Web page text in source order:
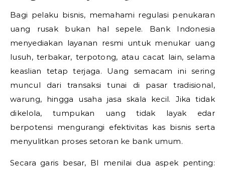
Bagi pelaku bisnis, memahami regulasi penukaran
uang rusak bukan hal sepele. Bank Indonesia
menyediakan layanan resmi untuk menukar uang
lusuh, terbakar, terpotong, atau cacat lain, selama
keaslian tetap terjaga. Uang semacam ini sering
muncul dari transaksi tunai di pasar tradisional,
warung, hingga usaha jasa skala kecil. Jika tidak
dikelola, tumpukan uang tidak layak edar
berpotensi mengurangi efektivitas kas bisnis serta
menyulitkan proses setoran ke bank umum.
Secara garis besar, BI menilai dua aspek penting: